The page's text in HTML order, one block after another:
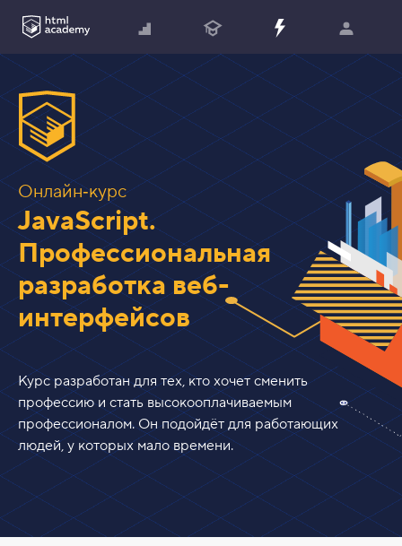
Онлайн‑курс
JavaScript.
Профессиональная
разработка веб-
интерфейсов
Курс разработан для тех, кто хочет сменить
профессию и стать высокооплачиваемым
профессионалом. Он подойдёт для работающих
людей, у которых мало времени.